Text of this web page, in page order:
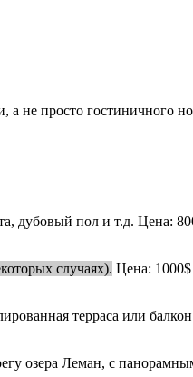
а не просто гостиничного
дубовый пол и т.д. Цена:
случаях). Цена: 1000$
терраса или
озера Леман, с